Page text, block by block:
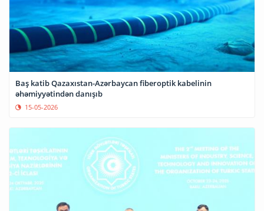
Baş katib Qazaxıstan-Azərbaycan fiberoptik kabelinin
əhəmiyyətindən danışıb
15-05-2026